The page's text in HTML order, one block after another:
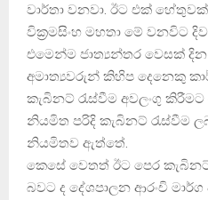
වාර්තා වනවා. ඊට එක්
වික‍්‍රමසිංහ මහතා මේ වනවිට
එමෙන්ම ජාත්‍යන්තර වෙසක්
අමාත්‍යවරුන් කිහිප දෙනෙකු
කැබිනට් රැස්වීම අවලංගු
නියමිත පරිදි කැබිනට් රැස්වීම
නියමිතව ඇත්තේ.
කෙසේ වෙතත් ඊට පෙර
බවට ද දේශපාලන ආරංචි මාර්ග